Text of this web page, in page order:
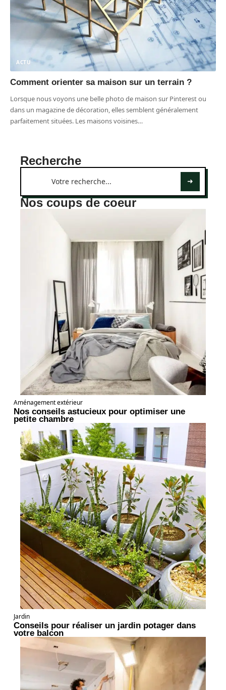
ACTU
Comment orienter sa maison sur un terrain ?
Lorsque nous voyons une belle photo de maison sur Pinterest ou
dans un magazine de décoration, elles semblent généralement
parfaitement situées. Les maisons voisines…
Recherche
Nos coups de coeur
Aménagement extérieur
Nos conseils astucieux pour optimiser une
petite chambre
Jardin
Conseils pour réaliser un jardin potager dans
votre balcon